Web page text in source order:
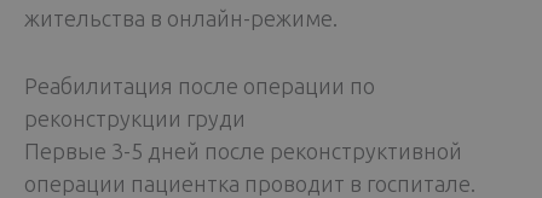
жительства в онлайн-режиме.
Реабилитация после операции по
реконструкции груди
Первые 3-5 дней после реконструктивной
операции пациентка проводит в госпитале.